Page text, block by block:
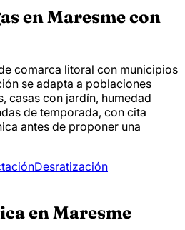
en Maresme con
comarca litoral con municipios
se adapta a poblaciones
casas con jardín, humedad
de temporada, con cita
antes de proponer una
Desratización
en Maresme